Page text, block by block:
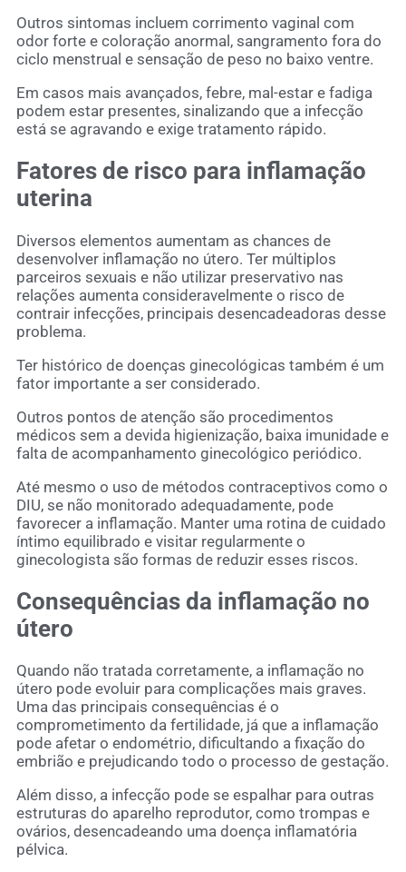
Outros sintomas incluem corrimento vaginal com
odor forte e coloração anormal, sangramento fora do
ciclo menstrual e sensação de peso no baixo ventre.
Em casos mais avançados, febre, mal-estar e fadiga
podem estar presentes, sinalizando que a infecção
está se agravando e exige tratamento rápido.
Fatores de risco para inflamação
uterina
Diversos elementos aumentam as chances de
desenvolver inflamação no útero. Ter múltiplos
parceiros sexuais e não utilizar preservativo nas
relações aumenta consideravelmente o risco de
contrair infecções, principais desencadeadoras desse
problema.
Ter histórico de doenças ginecológicas também é um
fator importante a ser considerado.
Outros pontos de atenção são procedimentos
médicos sem a devida higienização, baixa imunidade e
falta de acompanhamento ginecológico periódico.
Até mesmo o uso de métodos contraceptivos como o
DIU, se não monitorado adequadamente, pode
favorecer a inflamação. Manter uma rotina de cuidado
íntimo equilibrado e visitar regularmente o
ginecologista são formas de reduzir esses riscos.
Consequências da inflamação no
útero
Quando não tratada corretamente, a inflamação no
útero pode evoluir para complicações mais graves.
Uma das principais consequências é o
comprometimento da fertilidade, já que a inflamação
pode afetar o endométrio, dificultando a fixação do
embrião e prejudicando todo o processo de gestação.
Além disso, a infecção pode se espalhar para outras
estruturas do aparelho reprodutor, como trompas e
ovários, desencadeando uma doença inflamatória
pélvica.